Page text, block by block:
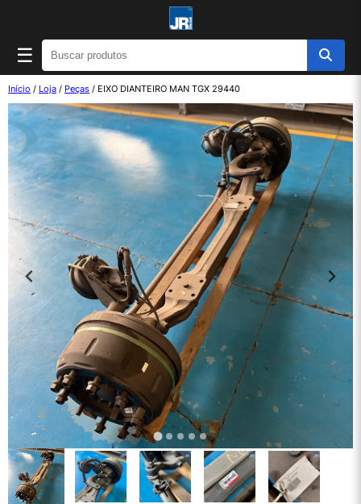
☰
Início / Loja / Peças / EIXO DIANTEIRO MAN TGX 29440